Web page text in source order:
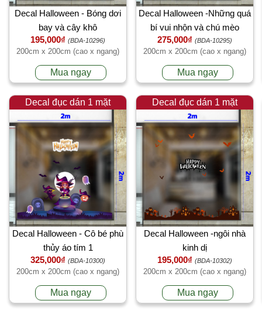
Decal Halloween - Bóng dơi
bay và cây khô
195,000₫ (BDA-10296)
200cm x 200cm (cao x ngang)
Mua ngay
Decal Halloween -Những quá
bí vui nhộn và chú mèo
275,000₫ (BDA-10295)
200cm x 200cm (cao x ngang)
Mua ngay
Decal đục dán 1 mặt
Decal Halloween - Cô bé phù
thủy áo tím 1
325,000₫ (BDA-10300)
200cm x 200cm (cao x ngang)
Mua ngay
Decal đục dán 1 mặt
Decal Halloween -ngôi nhà
kinh dị
195,000₫ (BDA-10302)
200cm x 200cm (cao x ngang)
Mua ngay